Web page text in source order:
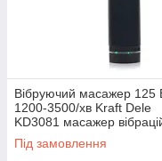
Вібруючий масажер 125
1200-3500/хв Kraft Dele
KD3081 масажер
Під замовлення